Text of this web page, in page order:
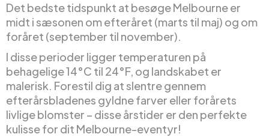
Det bedste tidspunkt at besøge Melbourne er
midt i sæsonen om efteråret (marts til maj) og om
foråret (september til november).
I disse perioder ligger temperaturen på
behagelige 14°C til 24°F, og landskabet er
malerisk. Forestil dig at slentre gennem
efterårsbladenes gyldne farver eller forårets
livlige blomster – disse årstider er den perfekte
kulisse for dit Melbourne-eventyr!